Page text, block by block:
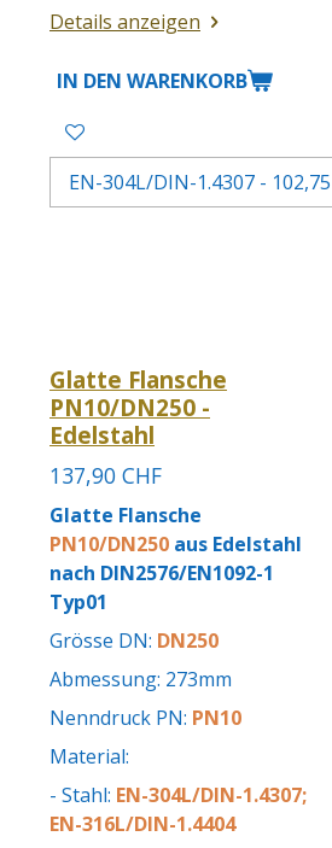
Details anzeigen
IN DEN WARENKORB
Glatte Flansche
PN10/DN250 -
Edelstahl
137,90 CHF
Glatte Flansche
PN10/DN250 aus Edelstahl
nach DIN2576/EN1092-1
Typ01
Grösse DN: DN250
Abmessung: 273mm
Nenndruck PN: PN10
Material:
- Stahl: EN-304L/DIN-1.4307;
EN-316L/DIN-1.4404